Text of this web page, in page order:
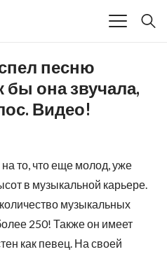
песню
бы она звучала,
Видео!
то, что еще молод, уже
в музыкальной карьере.
музыкальных
250! Также он имеет
как певец. На своей